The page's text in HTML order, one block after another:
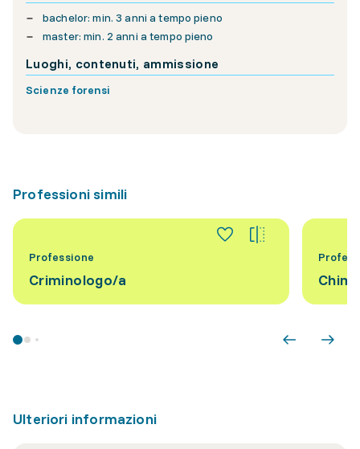
bachelor: min. 3 anni a tempo pieno
master: min. 2 anni a tempo pieno
Luoghi, contenuti, ammissione
Scienze forensi
Professioni simili
Professione
Criminologo/a
Ulteriori informazioni